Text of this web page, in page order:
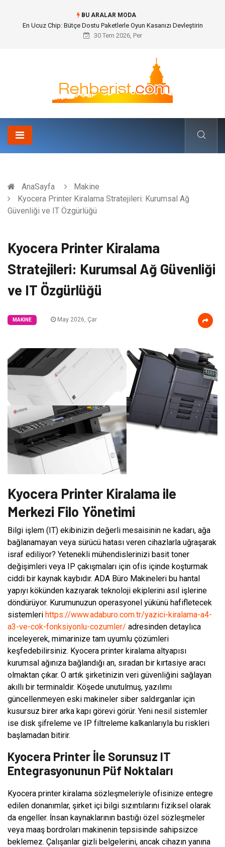
BU ARALAR MODA
En Ucuz Chip: Bütçe Dostu Paketlerle Oyun Kasanızı Devleştirin
30 Tem 2026, Per
AnaSayfa
Makine
Kyocera Printer Kiralama Stratejileri: Kurumsal Ağ
Güvenliği ve IT Özgürlüğü
Kyocera Printer Kiralama
Stratejileri: Kurumsal Ağ Güvenliği
ve IT Özgürlüğü
MAKINE May 2026, Çar
Kyocera Printer Kiralama ile
Merkezi Filo Yönetimi
Bilgi işlem (IT) ekibinizin değerli mesaisinin ne kadarı, ağa
bağlanamayan veya sürücü hatası veren cihazlarla uğraşarak
israf ediliyor? Yetenekli mühendislerinizi basit toner
değişimleri veya IP çakışmaları için ofis içinde koşturmak
ciddi bir kaynak kaybıdır. ADA Büro Makineleri bu hantal
yapıyı kökünden kazıyarak teknoloji ekiplerini asıl işlerine
döndürüyor. Kurumunuzun operasyonel yükünü hafifletecek
sistemleri https://www.adaburo.com.tr/yazici-kiralama-a4-
a3-ve-cok-fonksiyonlu-cozumler/ adresinden detaylıca
inceleyerek, mimarinize tam uyumlu çözümleri
keşfedebilirsiniz. Kyocera printer kiralama altyapısı
kurumsal ağınıza bağlandığı an, sıradan bir kırtasiye aracı
olmaktan çıkar. O artık şirketinizin veri güvenliğini sağlayan
akıllı bir terminaldir. Köşede unutulmuş, yazılımı
güncellenmeyen eski makineler siber saldırganlar için
kusursuz birer arka kapı görevi görür. Yeni nesil sistemler
ise disk şifreleme ve IP filtreleme kalkanlarıyla bu riskleri
başlamadan bitirir.
Kyocera Printer İle Sorunsuz IT
Entegrasyonunun Püf Noktaları
Kyocera printer kiralama sözleşmeleriyle ofisinize entegre
edilen donanımlar, şirket içi bilgi sızıntılarını fiziksel olarak
da engeller. İnsan kaynaklarının bastığı özel sözleşmeler
veya maaş bordroları makinenin tepsisinde sahipsizce
beklemez. Çalışanlar gizli belgelerini, ancak cihazın yanına